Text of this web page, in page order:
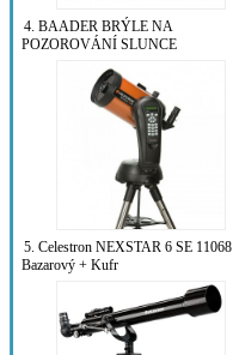
4. BAADER BRÝLE NA
POZOROVÁNÍ SLUNCE
5. Celestron NEXSTAR 6 SE 11068
Bazarový + Kufr